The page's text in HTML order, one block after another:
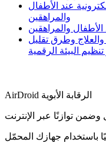
عند الأطفال
والمراهقين
الأطفال والمراهقين
وطرق تقليل
البيئة الرقمية
AirDroid الرقابة الأبوية
توازنًا عبر الإنترنت
باستخدام جهازك المحمّل